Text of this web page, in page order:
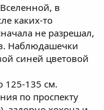
Вселенной, в
каких-то
не разрешал,
Наблюдашечки
синей цветовой
125-135 см.
по проспекту